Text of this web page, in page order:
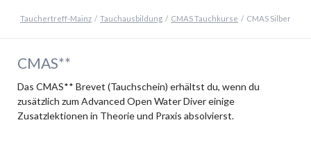
Tauchertreff-Mainz Tauchausbildung CMAS Tauchkurse CMAS Silber
CMAS**
Das CMAS** Brevet (Tauchschein) erhältst du, wenn du
zusätzlich zum Advanced Open Water Diver einige
Zusatzlektionen in Theorie und Praxis absolvierst.